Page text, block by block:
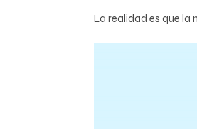
La realidad es que la